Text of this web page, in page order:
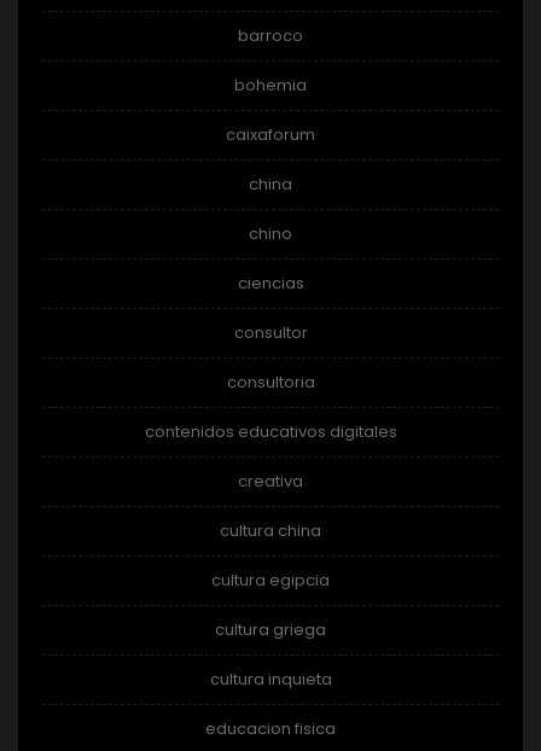
barroco
bohemia
caixaforum
china
chino
ciencias
consultor
consultoria
contenidos educativos digitales
creativa
cultura china
cultura egipcia
cultura griega
cultura inquieta
educacion fisica